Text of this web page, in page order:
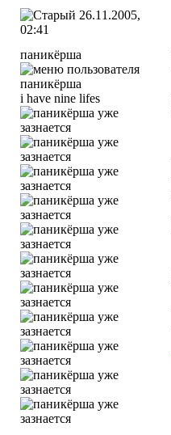
26.11.2005,
02:41
паникёрша
i have nine lifes